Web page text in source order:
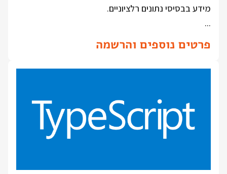
מידע בבסיסי נתונים רלציוניים.
...
פרטים נוספים והרשמה